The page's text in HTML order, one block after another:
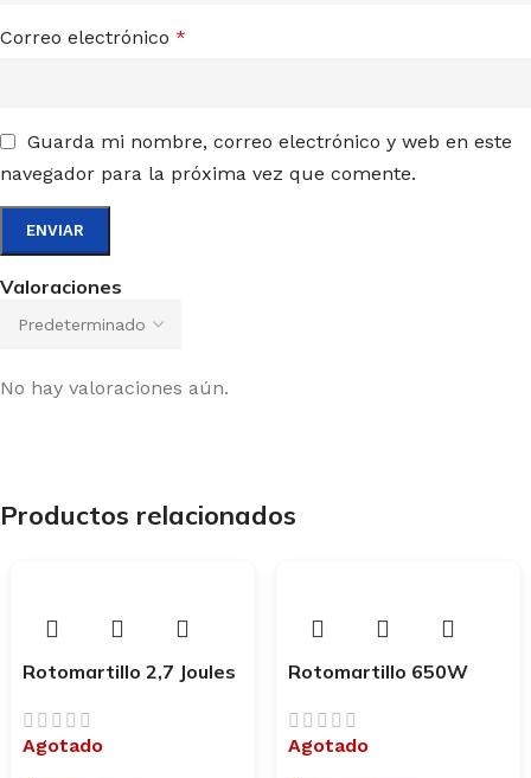
Valoraciones
No hay valoraciones aún.
Correo electrónico *
Guarda mi nombre, correo electrónico y web en este
navegador para la próxima vez que comente.
Productos relacionados
Rotomartillo 2,7 Joules
Agotado
Rotomartillo 650W
GBH 2-20 D
Agotado